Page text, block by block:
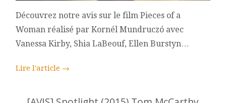
Découvrez notre avis sur le film Pieces of a
Woman réalisé par Kornél Mundruczó avec
Vanessa Kirby, Shia LaBeouf, Ellen Burstyn…
Lire l'article →